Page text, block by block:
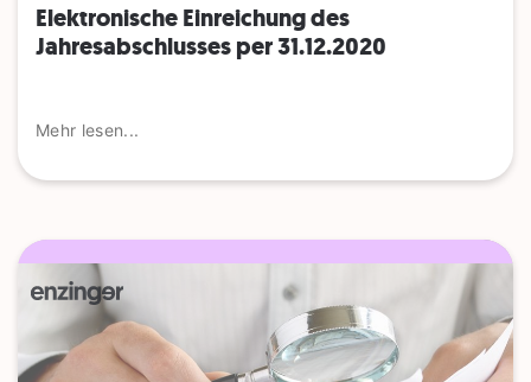
Elektronische Einreichung des
Jahresabschlusses per 31.12.2020
Mehr lesen...